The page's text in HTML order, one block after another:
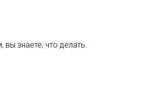
знаете, что делать.